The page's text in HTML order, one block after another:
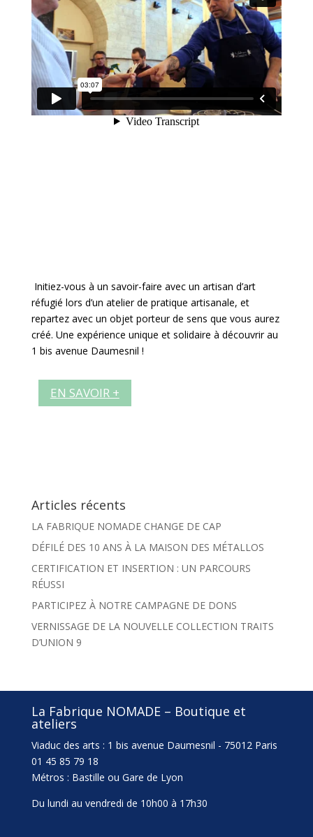
Initiez-vous à un savoir-faire avec un artisan d’art
réfugié lors d’un atelier de pratique artisanale, et
repartez avec un objet porteur de sens que vous aurez
créé. Une expérience unique et solidaire à découvrir au
1 bis avenue Daumesnil !
EN SAVOIR +
Articles récents
LA FABRIQUE NOMADE CHANGE DE CAP
DÉFILÉ DES 10 ANS À LA MAISON DES MÉTALLOS
CERTIFICATION ET INSERTION : UN PARCOURS
RÉUSSI
PARTICIPEZ À NOTRE CAMPAGNE DE DONS
VERNISSAGE DE LA NOUVELLE COLLECTION TRAITS
D’UNION 9
La Fabrique NOMADE – Boutique et
ateliers
Viaduc des arts : 1 bis avenue Daumesnil - 75012 Paris
01 45 85 79 18
Métros : Bastille ou Gare de Lyon
Du lundi au vendredi de 10h00 à 17h30